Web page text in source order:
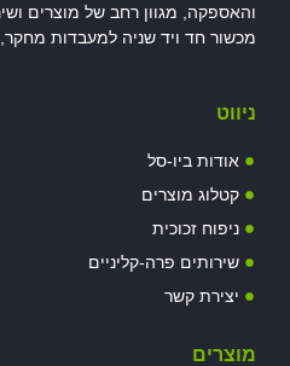
והאספקה, מגוון רחב של מוצרים
מכשור חד ויד שניה למעבדות מחקר,
ניווט
אודות ביו-סל
קטלוג מוצרים
ניפוח זכוכית
שירותים פרה-קליניים
יצירת קשר
מוצרים